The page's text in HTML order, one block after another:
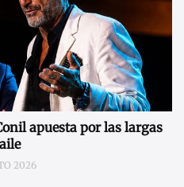
apuesta por las largas
2026